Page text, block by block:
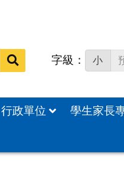
站
搜
字級： 小
行政單位 學生家長